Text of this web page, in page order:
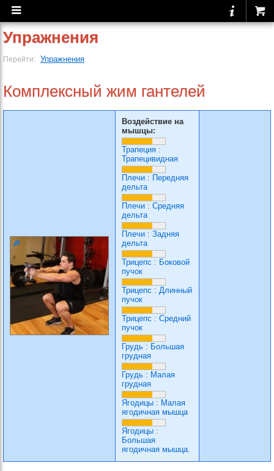
Упражнения
Перейти: Упражнения
Комплексный жим гантелей
Воздействие на
мышцы:
Трапеция :
Трапецивидная
Плечи : Передняя
дельта
Плечи : Средняя
дельта
Плечи : Задняя
дельта
Трицепс : Боковой
пучок
Трицепс : Длинный
пучок
Трицепс : Средний
пучок
Грудь : Большая
грудная
Грудь : Малая
грудная
Ягодицы : Малая
ягодичная мышца
Ягодицы :
Большая
ягодичная мышца.